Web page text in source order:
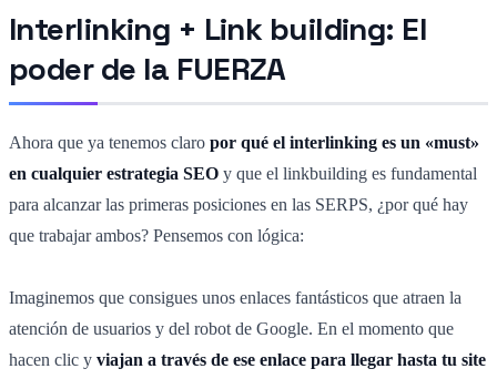
Interlinking + Link building: El
poder de la FUERZA
Ahora que ya tenemos claro por qué el interlinking es un «must»
en cualquier estrategia SEO y que el linkbuilding es fundamental
para alcanzar las primeras posiciones en las SERPS, ¿por qué hay
que trabajar ambos? Pensemos con lógica:
Imaginemos que consigues unos enlaces fantásticos que atraen la
atención de usuarios y del robot de Google. En el momento que
hacen clic y viajan a través de ese enlace para llegar hasta tu site